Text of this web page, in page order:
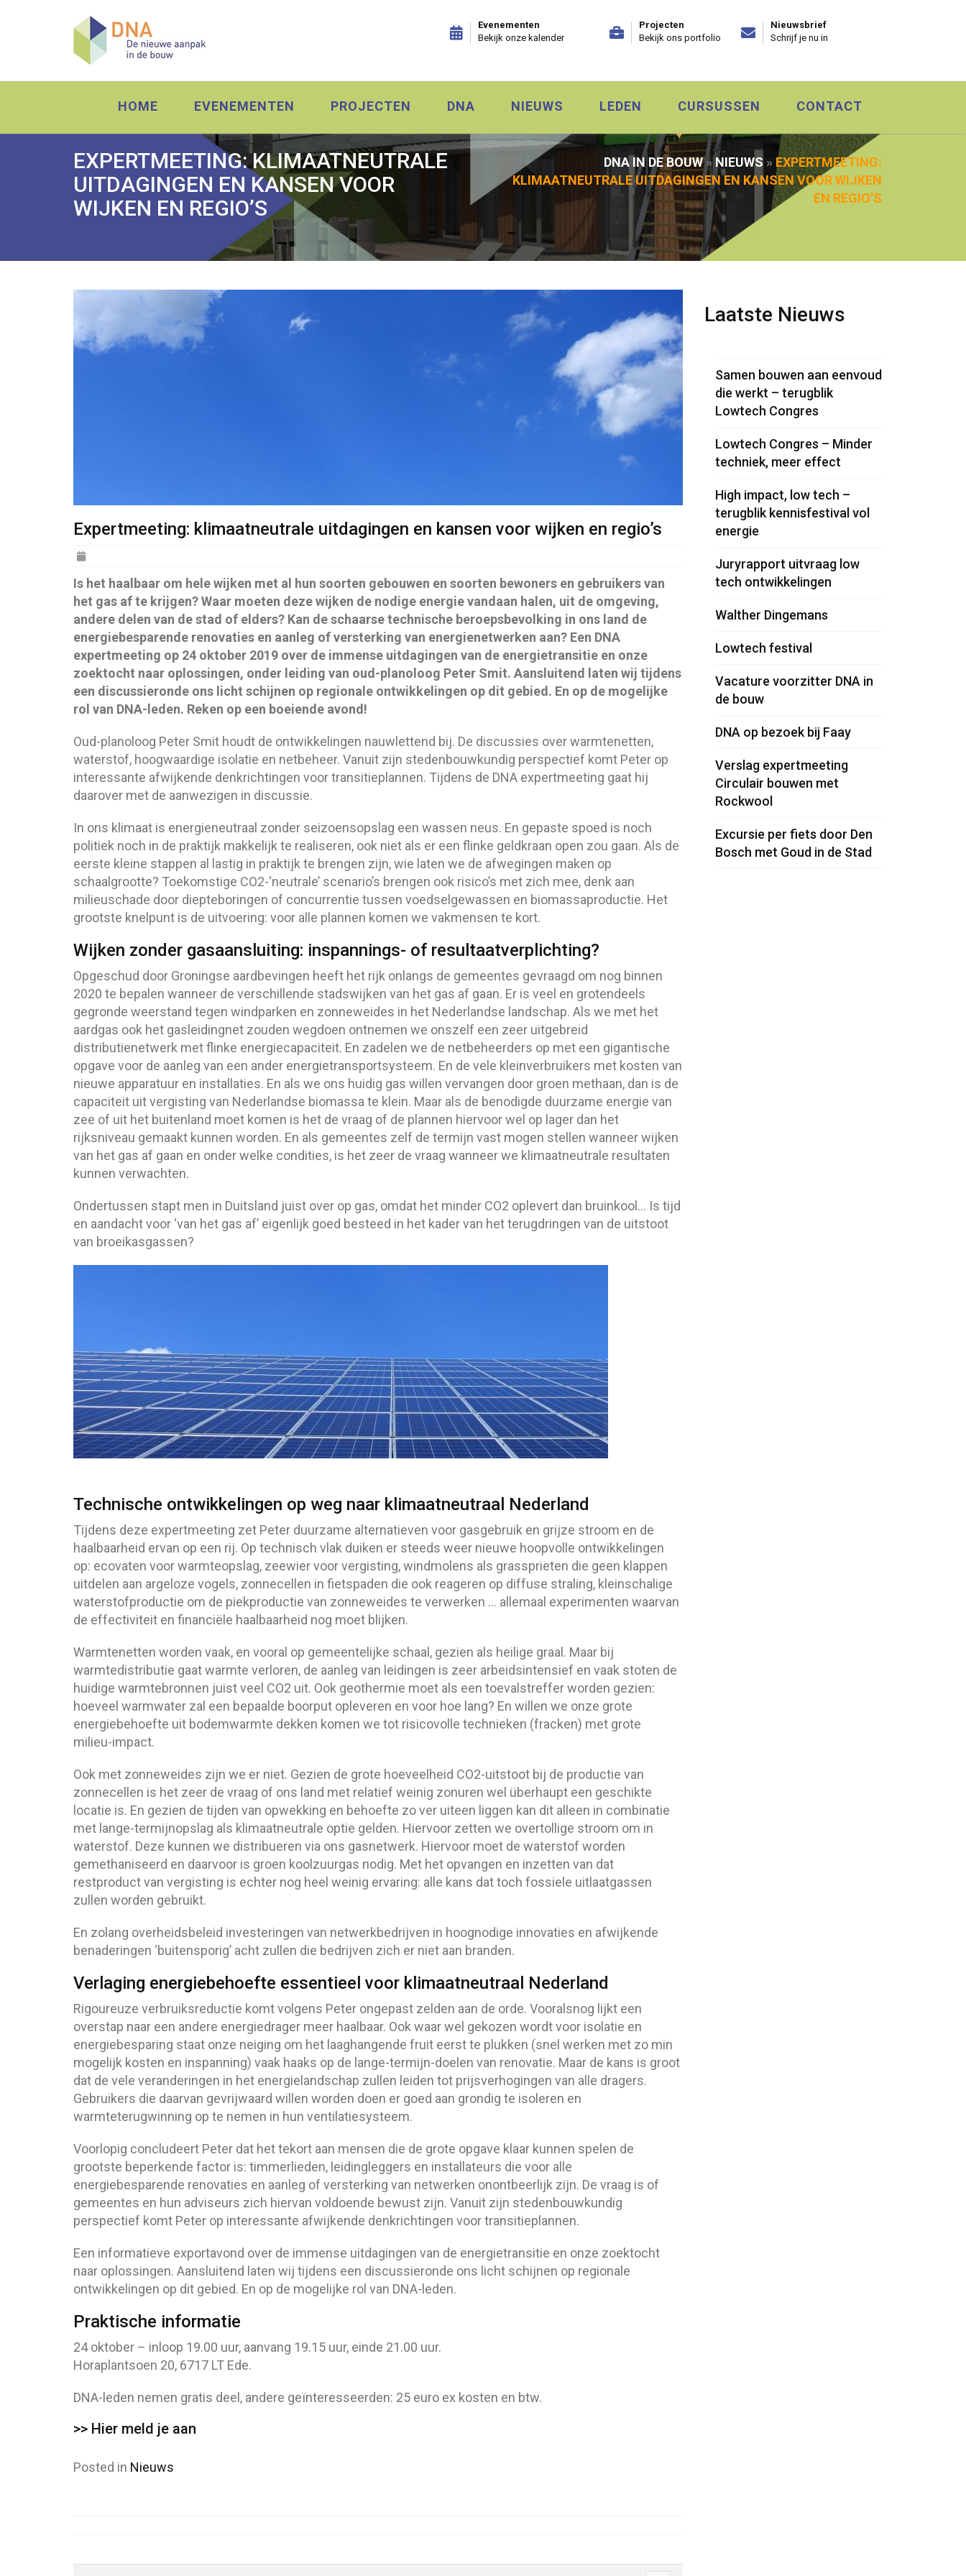
Evenementen
Bekijk onze kalender
Projecten
Bekijk ons portfolio
Nieuwsbrief
Schrijf je nu in
HOME EVENEMENTEN PROJECTEN DNA NIEUWS LEDEN CURSUSSEN CONTACT
EXPERTMEETING: KLIMAATNEUTRALE
UITDAGINGEN EN KANSEN VOOR
WIJKEN EN REGIO’S
DNA IN DE BOUW» NIEUWS » EXPERTMEETING:
KLIMAATNEUTRALE UITDAGINGEN EN KANSEN VOOR WIJKEN
EN REGIO’S
Expertmeeting: klimaatneutrale uitdagingen en kansen voor wijken en regio’s
Is het haalbaar om hele wijken met al hun soorten gebouwen en soorten bewoners en gebruikers van
het gas af te krijgen? Waar moeten deze wijken de nodige energie vandaan halen, uit de omgeving,
andere delen van de stad of elders? Kan de schaarse technische beroepsbevolking in ons land de
energiebesparende renovaties en aanleg of versterking van energienetwerken aan? Een DNA
expertmeeting op 24 oktober 2019 over de immense uitdagingen van de energietransitie en onze
zoektocht naar oplossingen, onder leiding van oud-planoloog Peter Smit. Aansluitend laten wij tijdens
een discussieronde ons licht schijnen op regionale ontwikkelingen op dit gebied. En op de mogelijke
rol van DNA-leden. Reken op een boeiende avond!
Oud-planoloog Peter Smit houdt de ontwikkelingen nauwlettend bij. De discussies over warmtenetten,
waterstof, hoogwaardige isolatie en netbeheer. Vanuit zijn stedenbouwkundig perspectief komt Peter op
interessante afwijkende denkrichtingen voor transitieplannen. Tijdens de DNA expertmeeting gaat hij
daarover met de aanwezigen in discussie.
In ons klimaat is energieneutraal zonder seizoensopslag een wassen neus. En gepaste spoed is noch
politiek noch in de praktijk makkelijk te realiseren, ook niet als er een flinke geldkraan open zou gaan. Als de
eerste kleine stappen al lastig in praktijk te brengen zijn, wie laten we de afwegingen maken op
schaalgrootte? Toekomstige CO2-‘neutrale’ scenario’s brengen ook risico’s met zich mee, denk aan
milieuschade door diepteboringen of concurrentie tussen voedselgewassen en biomassaproductie. Het
grootste knelpunt is de uitvoering: voor alle plannen komen we vakmensen te kort.
Wijken zonder gasaansluiting: inspannings- of resultaatverplichting?
Opgeschud door Groningse aardbevingen heeft het rijk onlangs de gemeentes gevraagd om nog binnen
2020 te bepalen wanneer de verschillende stadswijken van het gas af gaan. Er is veel en grotendeels
gegronde weerstand tegen windparken en zonneweides in het Nederlandse landschap. Als we met het
aardgas ook het gasleidingnet zouden wegdoen ontnemen we onszelf een zeer uitgebreid
distributienetwerk met flinke energiecapaciteit. En zadelen we de netbeheerders op met een gigantische
opgave voor de aanleg van een ander energietransportsysteem. En de vele kleinverbruikers met kosten van
nieuwe apparatuur en installaties. En als we ons huidig gas willen vervangen door groen methaan, dan is de
capaciteit uit vergisting van Nederlandse biomassa te klein. Maar als de benodigde duurzame energie van
zee of uit het buitenland moet komen is het de vraag of de plannen hiervoor wel op lager dan het
rijksniveau gemaakt kunnen worden. En als gemeentes zelf de termijn vast mogen stellen wanneer wijken
van het gas af gaan en onder welke condities, is het zeer de vraag wanneer we klimaatneutrale resultaten
kunnen verwachten.
Ondertussen stapt men in Duitsland juist over op gas, omdat het minder CO2 oplevert dan bruinkool… Is tijd
en aandacht voor ‘van het gas af’ eigenlijk goed besteed in het kader van het terugdringen van de uitstoot
van broeikasgassen?
Technische ontwikkelingen op weg naar klimaatneutraal Nederland
Tijdens deze expertmeeting zet Peter duurzame alternatieven voor gasgebruik en grijze stroom en de
haalbaarheid ervan op een rij. Op technisch vlak duiken er steeds weer nieuwe hoopvolle ontwikkelingen
op: ecovaten voor warmteopslag, zeewier voor vergisting, windmolens als grassprieten die geen klappen
uitdelen aan argeloze vogels, zonnecellen in fietspaden die ook reageren op diffuse straling, kleinschalige
waterstofproductie om de piekproductie van zonneweides te verwerken … allemaal experimenten waarvan
de effectiviteit en financiële haalbaarheid nog moet blijken.
Warmtenetten worden vaak, en vooral op gemeentelijke schaal, gezien als heilige graal. Maar bij
warmtedistributie gaat warmte verloren, de aanleg van leidingen is zeer arbeidsintensief en vaak stoten de
huidige warmtebronnen juist veel CO2 uit. Ook geothermie moet als een toevalstreffer worden gezien:
hoeveel warmwater zal een bepaalde boorput opleveren en voor hoe lang? En willen we onze grote
energiebehoefte uit bodemwarmte dekken komen we tot risicovolle technieken (fracken) met grote
milieu-impact.
Ook met zonneweides zijn we er niet. Gezien de grote hoeveelheid CO2-uitstoot bij de productie van
zonnecellen is het zeer de vraag of ons land met relatief weinig zonuren wel überhaupt een geschikte
locatie is. En gezien de tijden van opwekking en behoefte zo ver uiteen liggen kan dit alleen in combinatie
met lange-termijnopslag als klimaatneutrale optie gelden. Hiervoor zetten we overtollige stroom om in
waterstof. Deze kunnen we distribueren via ons gasnetwerk. Hiervoor moet de waterstof worden
gemethaniseerd en daarvoor is groen koolzuurgas nodig. Met het opvangen en inzetten van dat
restproduct van vergisting is echter nog heel weinig ervaring: alle kans dat toch fossiele uitlaatgassen
zullen worden gebruikt.
En zolang overheidsbeleid investeringen van netwerkbedrijven in hoognodige innovaties en afwijkende
benaderingen ‘buitensporig’ acht zullen die bedrijven zich er niet aan branden.
Verlaging energiebehoefte essentieel voor klimaatneutraal Nederland
Rigoureuze verbruiksreductie komt volgens Peter ongepast zelden aan de orde. Vooralsnog lijkt een
overstap naar een andere energiedrager meer haalbaar. Ook waar wel gekozen wordt voor isolatie en
energiebesparing staat onze neiging om het laaghangende fruit eerst te plukken (snel werken met zo min
mogelijk kosten en inspanning) vaak haaks op de lange-termijn-doelen van renovatie. Maar de kans is groot
dat de vele veranderingen in het energielandschap zullen leiden tot prijsverhogingen van alle dragers.
Gebruikers die daarvan gevrijwaard willen worden doen er goed aan grondig te isoleren en
warmteterugwinning op te nemen in hun ventilatiesysteem.
Voorlopig concludeert Peter dat het tekort aan mensen die de grote opgave klaar kunnen spelen de
grootste beperkende factor is: timmerlieden, leidingleggers en installateurs die voor alle
energiebesparende renovaties en aanleg of versterking van netwerken onontbeerlijk zijn. De vraag is of
gemeentes en hun adviseurs zich hiervan voldoende bewust zijn. Vanuit zijn stedenbouwkundig
perspectief komt Peter op interessante afwijkende denkrichtingen voor transitieplannen.
Een informatieve exportavond over de immense uitdagingen van de energietransitie en onze zoektocht
naar oplossingen. Aansluitend laten wij tijdens een discussieronde ons licht schijnen op regionale
ontwikkelingen op dit gebied. En op de mogelijke rol van DNA-leden.
Praktische informatie
24 oktober – inloop 19.00 uur, aanvang 19.15 uur, einde 21.00 uur.
Horaplantsoen 20, 6717 LT Ede.
DNA-leden nemen gratis deel, andere geïnteresseerden: 25 euro ex kosten en btw.
>> Hier meld je aan
Posted in Nieuws
Laatste Nieuws
Samen bouwen aan eenvoud
die werkt – terugblik
Lowtech Congres
Lowtech Congres – Minder
techniek, meer effect
High impact, low tech –
terugblik kennisfestival vol
energie
Juryrapport uitvraag low
tech ontwikkelingen
Walther Dingemans
Lowtech festival
Vacature voorzitter DNA in
de bouw
DNA op bezoek bij Faay
Verslag expertmeeting
Circulair bouwen met
Rockwool
Excursie per fiets door Den
Bosch met Goud in de Stad